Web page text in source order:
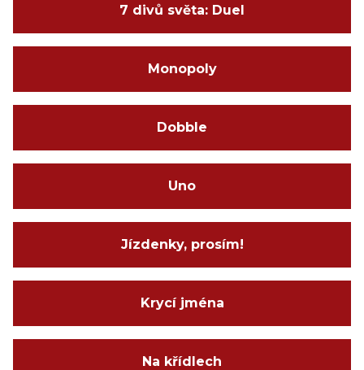
7 divů světa: Duel
Monopoly
Dobble
Uno
Jízdenky, prosím!
Krycí jména
Na křídlech